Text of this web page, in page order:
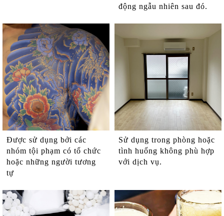
động ngẫu nhiên sau đó.
Được sử dụng bởi các
nhóm tội phạm có tổ chức
hoặc những người tương
tự
Sử dụng trong phòng hoặc
tình huống không phù hợp
với dịch vụ.